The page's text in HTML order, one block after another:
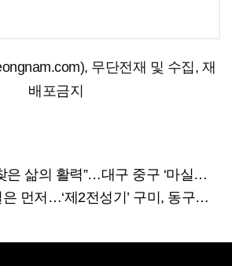
무단전재 및 수집, 재
배포금지
력”…대구 중구 ‘마실방앗간’ 어르신들의 인생 2막
저…‘제2전성기’ 구미, 동구미역 더 절실